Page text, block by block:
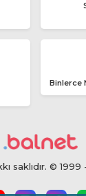
Binlerce
saklıdır. ©